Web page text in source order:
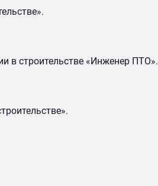
в строительстве «Инженер ПТО».